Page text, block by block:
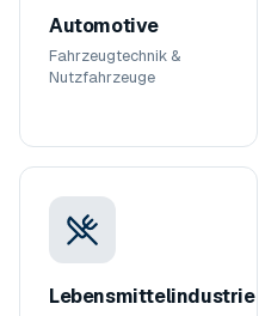
Automotive
Fahrzeugtechnik &
Nutzfahrzeuge
Lebensmittelindustrie